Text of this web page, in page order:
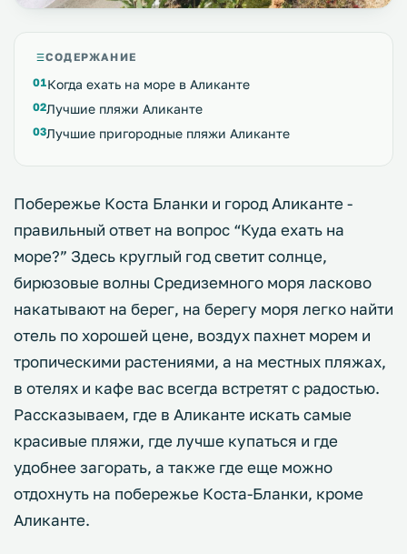
СОДЕРЖАНИЕ
Когда ехать на море в Аликанте
Лучшие пляжи Аликанте
Лучшие пригородные пляжи Аликанте
Побережье Коста Бланки и город Аликанте -
правильный ответ на вопрос “Куда ехать на
море?” Здесь круглый год светит солнце,
бирюзовые волны Средиземного моря ласково
накатывают на берег, на берегу моря легко найти
отель по хорошей цене, воздух пахнет морем и
тропическими растениями, а на местных пляжах,
в отелях и кафе вас всегда встретят с радостью.
Рассказываем, где в Аликанте искать самые
красивые пляжи, где лучше купаться и где
удобнее загорать, а также где еще можно
отдохнуть на побережье Коста-Бланки, кроме
Аликанте.